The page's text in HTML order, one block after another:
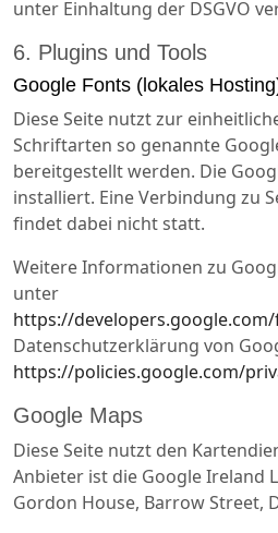
unter Einhaltung der DSGVO
6. Plugins und Tools
Google Fonts (lokales
Diese Seite nutzt zur
Schriftarten so genannte
bereitgestellt werden. Die
installiert. Eine Verbindung zu
findet dabei nicht statt.
Weitere Informationen zu
unter
https://
Datenschutzerklärung von
https://policies.google.com/
Google Maps
Diese Seite nutzt den
Anbieter ist die Google Ireland
Gordon House, Barrow Street,